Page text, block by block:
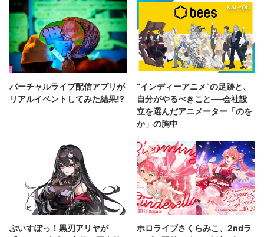
バーチャルライブ配信アプリが
リアルイベントしてみた結果!?
“インディーアニメ“の足跡と、
自分がやるべきこと──会社設
立を選んだアニメーター「のを
か」の胸中
ぶいすぽっ！黒刃アリヤが
ホロライブさくらみこ、2ndラ